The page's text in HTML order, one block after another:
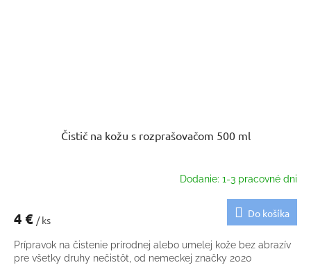
Čistič na kožu s rozprašovačom 500 ml
Dodanie: 1-3 pracovné dni
4 € / ks
Do košíka
Prípravok na čistenie prírodnej alebo umelej kože bez abrazív
pre všetky druhy nečistôt, od nemeckej značky 2020